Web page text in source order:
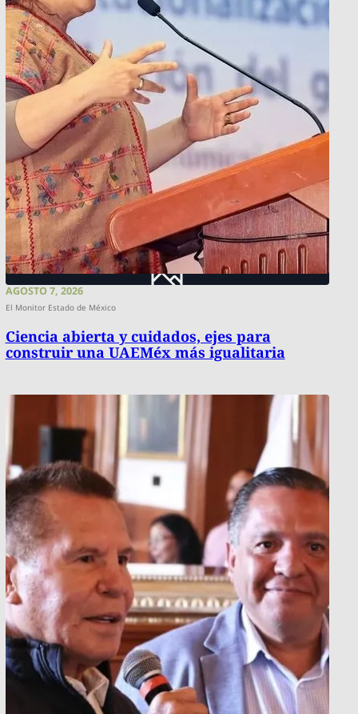
AGOSTO 7, 2026
El Monitor Estado de México
Ciencia abierta y cuidados, ejes para
construir una UAEMéx más igualitaria